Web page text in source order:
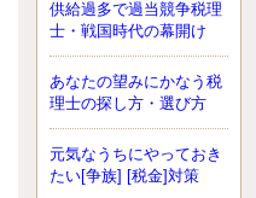
---------------------
サクセス会計事務所
サクセス税理士のお役立ち
ログ
平成２７年１月１日以降開始の相
より、相続税の基礎控除額（相続
が課税されない遺産の上限額）が
小されたため、お亡くなりになっ
供給過多で過当競争税理
士・戦国時代の幕開け
あなたの望みにかなう税
理士の探し方・選び方
元気なうちにやっておき
たい[争族] [税金]対策